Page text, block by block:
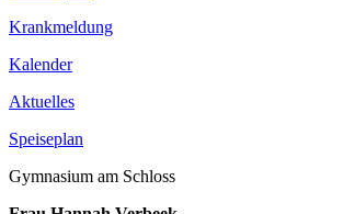
Krankmeldung
Kalender
Aktuelles
Speiseplan
Gymnasium am Schloss